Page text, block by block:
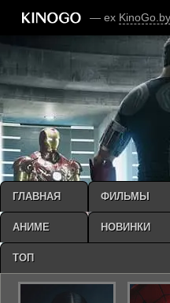
— ex KinoGo.by
ГЛАВНАЯ ФИЛЬМЫ
АНИМЕ НОВИНКИ
ТОП